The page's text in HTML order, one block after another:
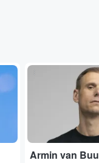
...
Armin van